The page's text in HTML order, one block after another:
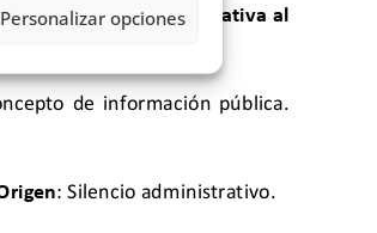
Personalizar opciones